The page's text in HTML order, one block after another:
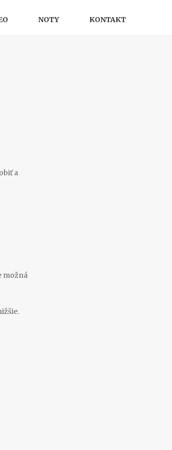
NOTY KONTAKT
a
možná